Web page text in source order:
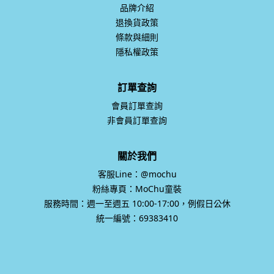
品牌介紹
退換貨政策
條款與細則
隱私權政策
訂單查詢
會員訂單查詢
非會員訂單查詢
關於我們
客服Line：@mochu
粉絲專頁：MoChu童裝
服務時間：週一至週五 10:00-17:00，例假日公休
統一編號：69383410